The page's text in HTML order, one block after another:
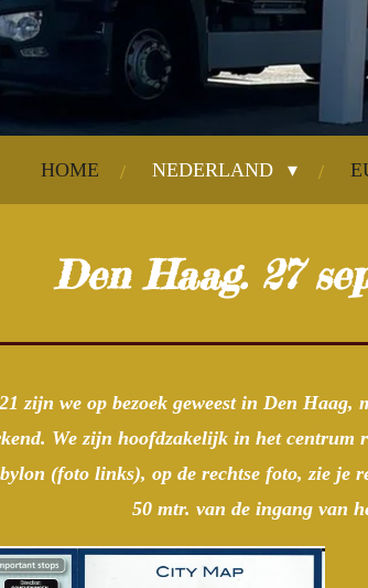
HOME NEDERLAND
Den Haag. 27
zijn we op bezoek geweest in Den
We zijn hoofdzakelijk in het centrum
(foto links), op de rechtse foto, zie je
50 mtr. van de ingang van